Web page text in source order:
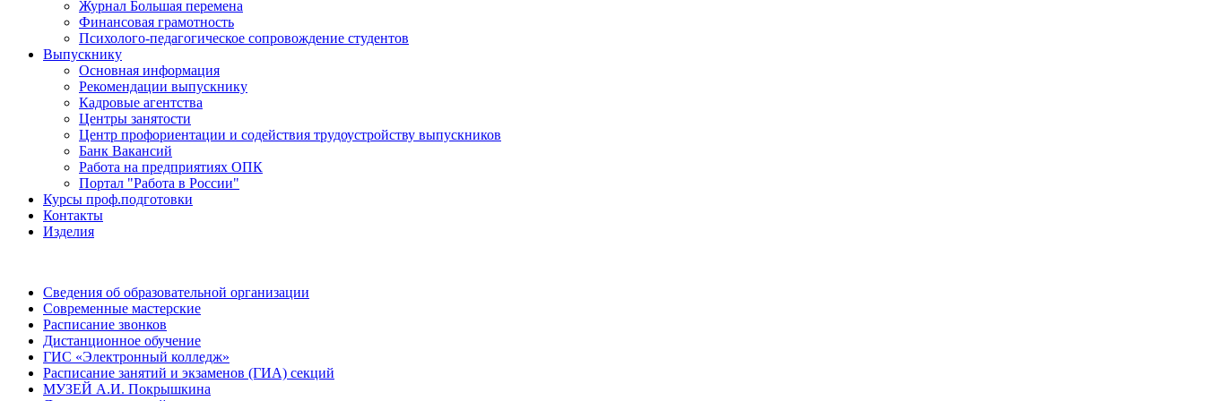
Журнал Большая перемена
Финансовая грамотность
Психолого-педагогическое сопровождение студентов
Выпускнику
Основная информация
Рекомендации выпускнику
Кадровые агентства
Центры занятости
Центр профориентации и содействия трудоустройству выпускников
Банк Вакансий
Работа на предприятиях ОПК
Портал "Работа в России"
Курсы проф.подготовки
Контакты
Изделия
Сведения об образовательной организации
Современные мастерские
Расписание звонков
Дистанционное обучение
ГИС «Электронный колледж»
Расписание занятий и экзаменов (ГИА) секций
МУЗЕЙ А.И. Покрышкина